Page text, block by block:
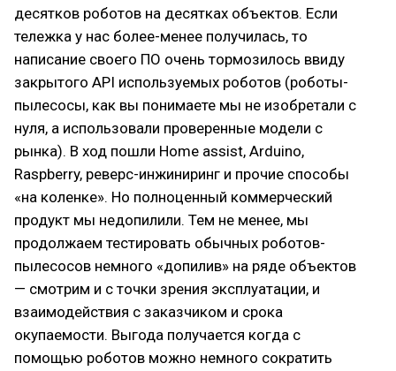
десятков роботов на десятках объектов. Если
тележка у нас более-менее получилась, то
написание своего ПО очень тормозилось ввиду
закрытого API используемых роботов (роботы-
пылесосы, как вы понимаете мы не изобретали с
нуля, а использовали проверенные модели с
рынка). В ход пошли Home assist, Arduino,
Raspberry, реверс-инжиниринг и прочие способы
«на коленке». Но полноценный коммерческий
продукт мы недопилили. Тем не менее, мы
продолжаем тестировать обычных роботов-
пылесосов немного «допилив» на ряде объектов
— смотрим и с точки зрения эксплуатации, и
взаимодействия с заказчиком и срока
окупаемости. Выгода получается когда с
помощью роботов можно немного сократить